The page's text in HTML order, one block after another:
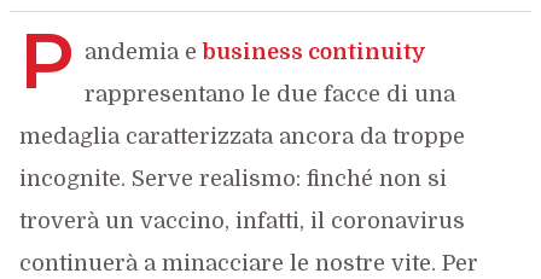
P andemia e business continuity
rappresentano le due facce di una
medaglia caratterizzata ancora da troppe
incognite. Serve realismo: finché non si
troverà un vaccino, infatti, il coronavirus
continuerà a minacciare le nostre vite. Per